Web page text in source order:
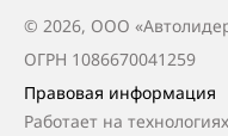
© 2026, ООО
ОГРН 1086670041259
Правовая информация
Работает на технологиях